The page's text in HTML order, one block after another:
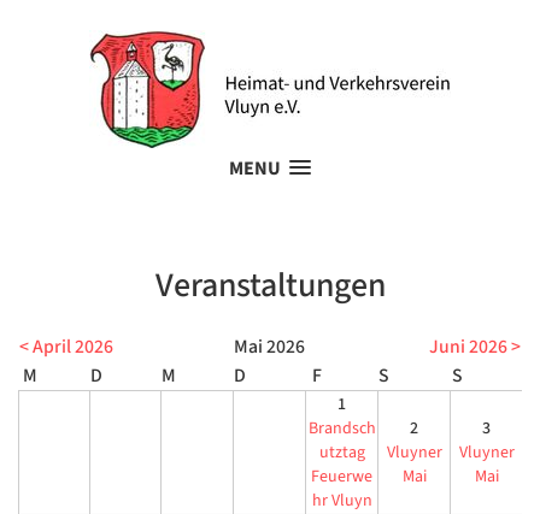
MENU
Veranstaltungen
< April 2026 Mai 2026 Juni 2026 >
1
Brandsch
utztag
Feuerwe
hr Vluyn
2
Vluyner
Mai
3
Vluyner
Mai